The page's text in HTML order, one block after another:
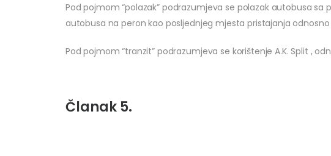
Pod pojmom “polazak” podrazumjeva se polazak autobusa
autobusa na peron kao posljednjeg mjesta pristajanja
Pod pojmom “tranzit” podrazumjeva se korištenje A.K. Split ,
Članak 5.